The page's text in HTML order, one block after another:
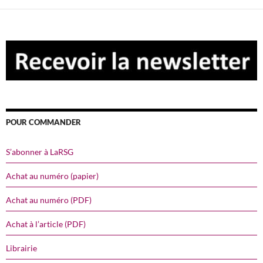
POUR COMMANDER
S’abonner à LaRSG
Achat au numéro (papier)
Achat au numéro (PDF)
Achat à l’article (PDF)
Librairie